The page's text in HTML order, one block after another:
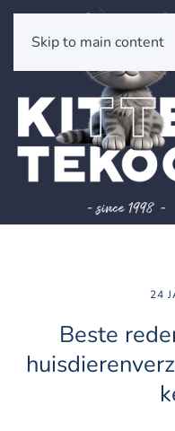
Skip to main content
24
Beste